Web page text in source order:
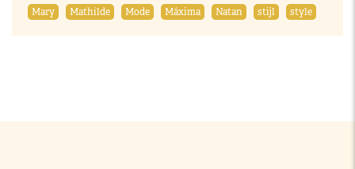
Mary Mathilde Mode Máxima Natan stijl style